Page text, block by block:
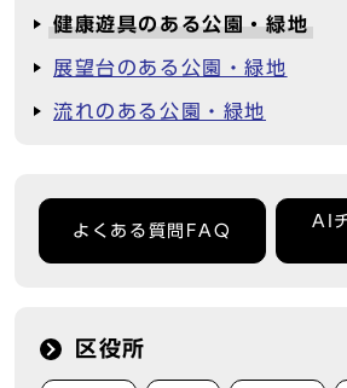
健康遊具のある公園・緑地
展望台のある公園・緑地
流れのある公園・緑地
よくある質問FAQ
AI
区役所